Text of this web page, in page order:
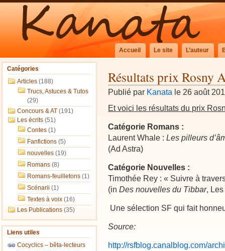
Accueil Le site L’auteur
Catégories
Articles (188)
Trucs, Astuces & Tutos
(29)
Concours & AT (191)
Les écrits (51)
Contes (1)
Fanfictions (5)
nouvelles (19)
Romans (8)
Romans-feuilletons (1)
Scénarii (1)
Textes à voix (16)
Les Publications (35)
Liens utiles
Cocyclics – bêta-lecteurs
Résultats prix Rosny
Publié par Kanata le 26 août
Et voici les résultats du prix
Catégorie Romans :
Laurent Whale :Les pilleurs
(Ad Astra)
Catégorie Nouvelles :
Timothée Rey : « Suivre à
(inDes nouvelles du Tibbar,
Une sélection SF qui fait
Source:
http://rsfblog.canalblog.com/